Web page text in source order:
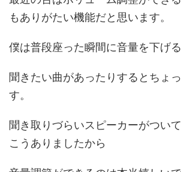
もありがたい機能だと思います。
僕は普段座った瞬間に音量を下げる
聞きたい曲があったりするとちょ
す。
聞き取りづらいスピーカーがつい
こうありましたから